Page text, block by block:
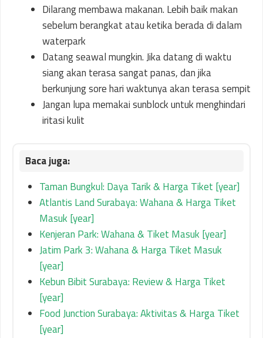
Dilarang membawa makanan. Lebih baik makan
sebelum berangkat atau ketika berada di dalam
waterpark
Datang seawal mungkin. Jika datang di waktu
siang akan terasa sangat panas, dan jika
berkunjung sore hari waktunya akan terasa sempit
Jangan lupa memakai sunblock untuk menghindari
iritasi kulit
Taman Bungkul: Daya Tarik & Harga Tiket [year]
Atlantis Land Surabaya: Wahana & Harga Tiket
Masuk [year]
Kenjeran Park: Wahana & Tiket Masuk [year]
Jatim Park 3: Wahana & Harga Tiket Masuk
[year]
Kebun Bibit Surabaya: Review & Harga Tiket
[year]
Food Junction Surabaya: Aktivitas & Harga Tiket
[year]